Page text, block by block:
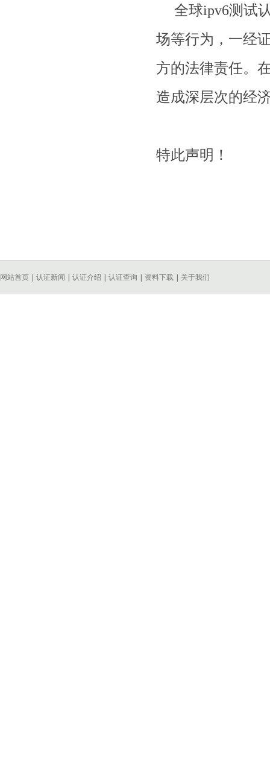
全球ipv6测试
场等行为，一经
方的法律责任。
造成深层次的经
特此声明！
网站首页 认证新闻 认证介绍 认证查询 资料下载 关于我们